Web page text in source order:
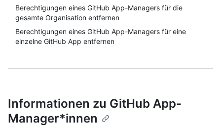
Berechtigungen eines GitHub App-Managers für die
gesamte Organisation entfernen
Berechtigungen eines GitHub App-Managers für eine
einzelne GitHub App entfernen
Informationen zu GitHub App-
Manager*innen